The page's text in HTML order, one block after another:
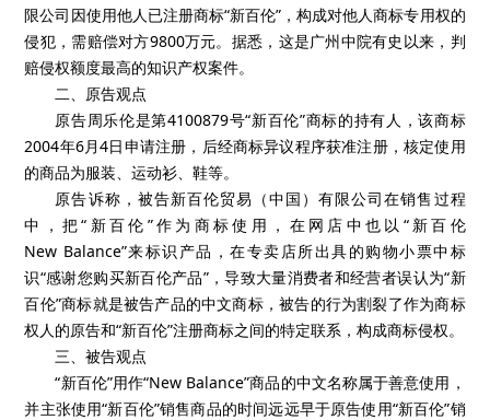
限公司因使用他人已注册商标“新百伦”，构成对他人商标专用权的
侵犯，需赔偿对方9800万元。据悉，这是广州中院有史以来，判
赔侵权额度最高的知识产权案件。
二、原告观点
原告周乐伦是第4100879号“新百伦”商标的持有人，该商标
2004年6月4日申请注册，后经商标异议程序获准注册，核定使用
的商品为服装、运动衫、鞋等。
原告诉称，被告新百伦贸易（中国）有限公司在销售过程
中，把“新百伦”作为商标使用，在网店中也以“新百伦
New Balance”来标识产品，在专卖店所出具的购物小票中标
识“感谢您购买新百伦产品”，导致大量消费者和经营者误认为“新
百伦”商标就是被告产品的中文商标，被告的行为割裂了作为商标
权人的原告和“新百伦”注册商标之间的特定联系，构成商标侵权。
三、被告观点
“新百伦”用作“New Balance”商品的中文名称属于善意使用，
并主张使用“新百伦”销售商品的时间远远早于原告使用“新百伦”销